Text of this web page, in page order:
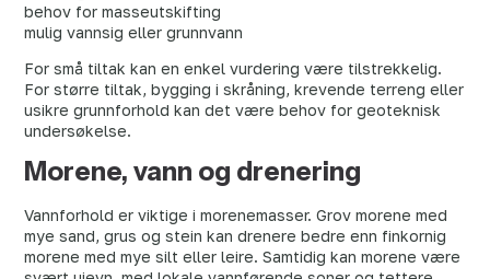
behov for masseutskifting
mulig vannsig eller grunnvann
For små tiltak kan en enkel vurdering være tilstrekkelig.
For større tiltak, bygging i skråning, krevende terreng eller
usikre grunnforhold kan det være behov for geoteknisk
undersøkelse.
Morene, vann og drenering
Vannforhold er viktige i morenemasser. Grov morene med
mye sand, grus og stein kan drenere bedre enn finkornig
morene med mye silt eller leire. Samtidig kan morene være